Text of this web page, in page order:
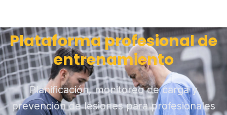
Plataforma profesional de
entrenamiento
Planificación, monitoreo de carga y
prevención de lesiones para profesionales